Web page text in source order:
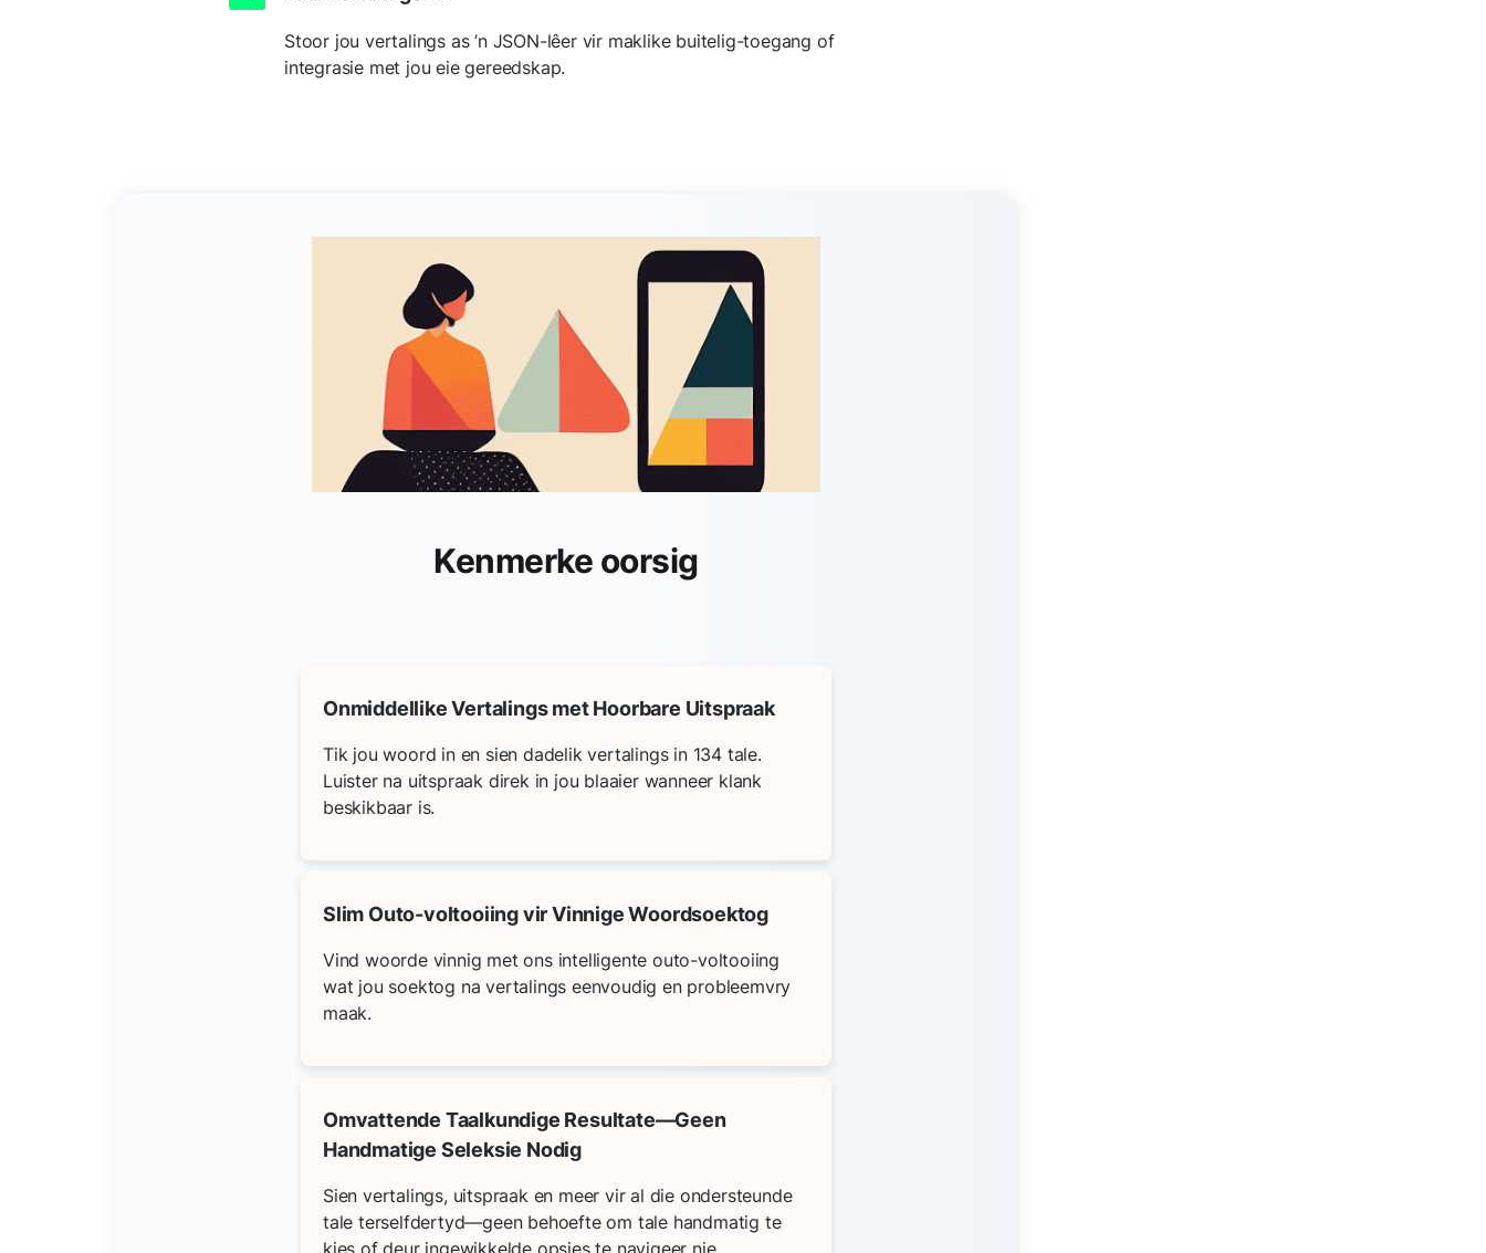
Stoor jou vertalings as ’n JSON-lêer vir maklike buitelig-toegang of
integrasie met jou eie gereedskap.
Kenmerke oorsig
Onmiddellike Vertalings met Hoorbare Uitspraak
Tik jou woord in en sien dadelik vertalings in 134 tale.
Luister na uitspraak direk in jou blaaier wanneer klank
beskikbaar is.
Slim Outo-voltooiing vir Vinnige Woordsoektog
Vind woorde vinnig met ons intelligente outo-voltooiing
wat jou soektog na vertalings eenvoudig en probleemvry
maak.
Omvattende Taalkundige Resultate—Geen
Handmatige Seleksie Nodig
Sien vertalings, uitspraak en meer vir al die ondersteunde
tale terselfdertyd—geen behoefte om tale handmatig te
kies of deur ingewikkelde opsies te navigeer nie.